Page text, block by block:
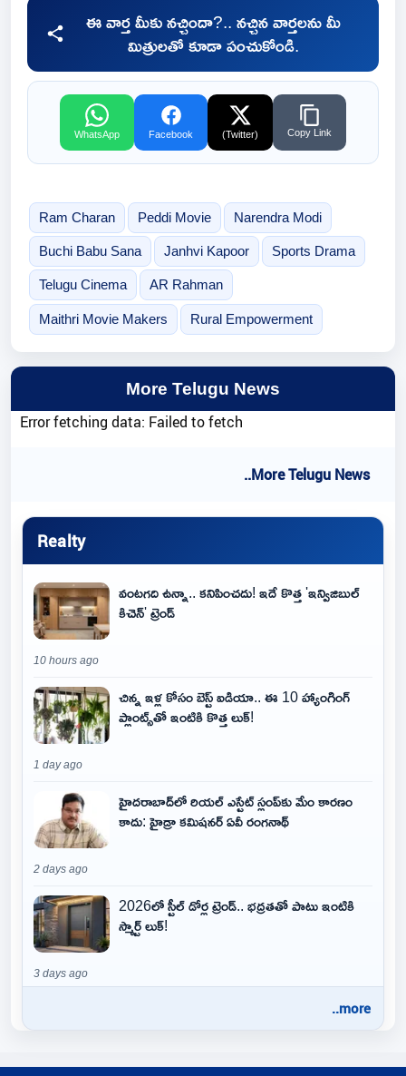
ఈ వార్త మీకు నచ్చిందా?.. నచ్చిన వార్తలను మీ
మిత్రులతో కూడా పంచుకోండి.
WhatsApp Facebook (Twitter) Copy Link
Ram Charan Peddi Movie Narendra Modi
Buchi Babu Sana Janhvi Kapoor Sports Drama
Telugu Cinema AR Rahman
Maithri Movie Makers Rural Empowerment
More Telugu News
Error fetching data: Failed to fetch
..More Telugu News
Realty
వంటగది ఉన్నా.. కనిపించదు! ఇదే కొత్త 'ఇన్విజిబుల్
కిచెన్' ట్రెండ్
10 hours ago
చిన్న ఇళ్ల కోసం బెస్ట్ ఐడియా.. ఈ 10 హ్యాంగింగ్
ప్లాంట్స్‌తో ఇంటికి కొత్త లుక్!
1 day ago
హైదరాబాద్‌లో రియల్ ఎస్టేట్ స్లంప్‌కు మేం కారణం
కాదు: హైడ్రా కమిషనర్ ఏవీ రంగనాథ్
2 days ago
2026లో స్టీల్ డోర్ల ట్రెండ్.. భద్రతతో పాటు ఇంటికి
స్మార్ట్ లుక్!
3 days ago
..more